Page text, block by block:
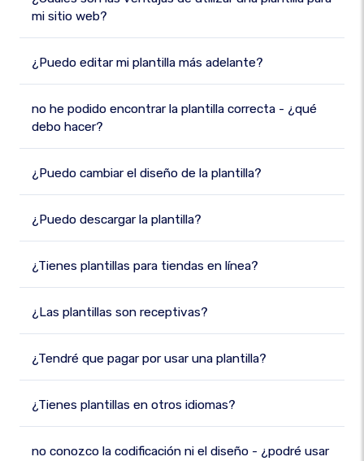
mi sitio web?
¿Puedo editar mi plantilla más adelante?
no he podido encontrar la plantilla correcta - ¿qué
debo hacer?
¿Puedo cambiar el diseño de la plantilla?
¿Puedo descargar la plantilla?
¿Tienes plantillas para tiendas en línea?
¿Las plantillas son receptivas?
¿Tendré que pagar por usar una plantilla?
¿Tienes plantillas en otros idiomas?
no conozco la codificación ni el diseño - ¿podré usar